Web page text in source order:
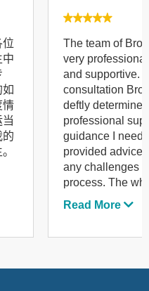
位
中
情
的
The team of
very
and supportive.
consultation
deftly
professional
guidance I
provided advice
any challenges
process. The
Broaden Legal
Read More